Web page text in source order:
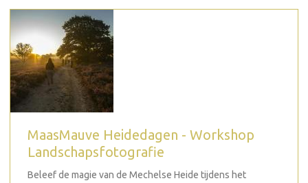
MaasMauve Heidedagen - Workshop
Landschapsfotografie
Beleef de magie van de Mechelse Heide tijdens het